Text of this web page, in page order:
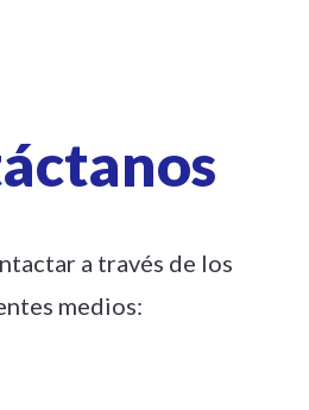
a través de los
medios: